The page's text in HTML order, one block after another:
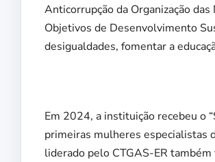
Anticorrupção da Organização
Objetivos de Desenvolvimento
desigualdades, fomentar a
Em 2024, a instituição recebeu o
primeiras mulheres especialistas
liderado pelo CTGAS-ER